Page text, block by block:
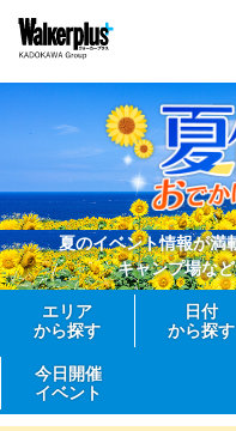
夏のイベント情報が満
キャンプ場な
エリア
から探す
日付
から探す
今日開催
イベント